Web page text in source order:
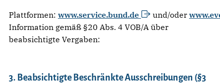
Plattformen: www.service.bund.de und/oder
Information gemäß §20 Abs. 4 VOB/A über
beabsichtigte Vergaben:
3. Beabsichtigte Beschränkte Ausschreibungen (§3